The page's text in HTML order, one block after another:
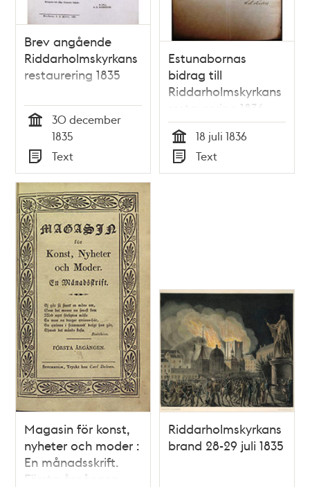
Brev angående
Riddarholmskyrkans
restaurering 1835
30 december
1835
Typ
Text
Estunabornas
bidrag till
Riddarholmskyrkans
restaurering 1836
Tid
18 juli 1836
Typ
Text
Magasin för konst,
nyheter och moder :
En månadsskrift.
Första årgången
Riddarholmskyrkans
brand 28-29 juli 1835